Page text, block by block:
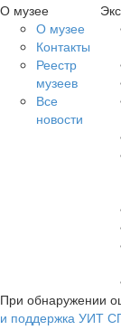
О музее
О музее
Контакты
Реестр
музеев
Все
новости
При обнаружении
и поддержка УИТ